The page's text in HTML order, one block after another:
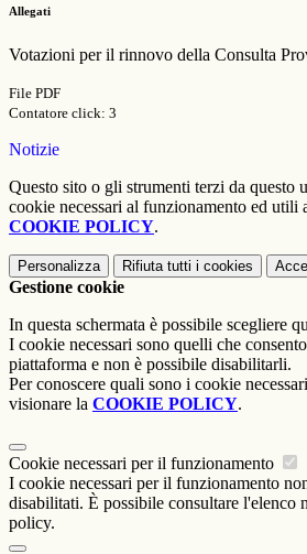
Allegati
Votazioni per il rinnovo della Consulta
File PDF
Contatore click: 3
Notizie
Questo sito o gli strumenti terzi da questo
cookie necessari al funzionamento ed utili
COOKIE POLICY.
Personalizza Rifiuta tutti i cookies
Gestione cookie
In questa schermata è possibile scegliere
I cookie necessari sono quelli che
piattaforma e non è possibile disabilitarli.
Per conoscere quali sono i cookie
visionare la COOKIE POLICY.
Cookie necessari per il funzionamento
I cookie necessari per il funzionamento
disabilitati. È possibile consultare l'elenco
policy.